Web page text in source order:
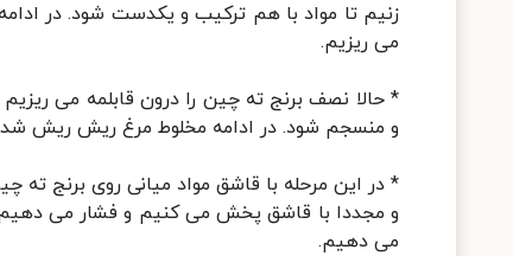
زنیم تا مواد با هم ترکیب و یکدست شود. در
می ریزیم.
* حالا نصف برنج ته چین را درون قابلمه می
و منسجم شود. در ادامه مخلوط مرغ ریش ریش
* در این مرحله با قاشق مواد میانی روی برنج
و مجددا با قاشق پخش می کنیم و فشار می دهیم
می دهیم.